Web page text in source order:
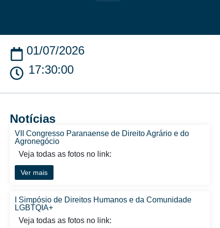
01/07/2026
17:30:00
Notícias
VII Congresso Paranaense de Direito Agrário e do
Agronegócio
Veja todas as fotos no link:
Ver mais
I Simpósio de Direitos Humanos e da Comunidade
LGBTQIA+
Veja todas as fotos no link: